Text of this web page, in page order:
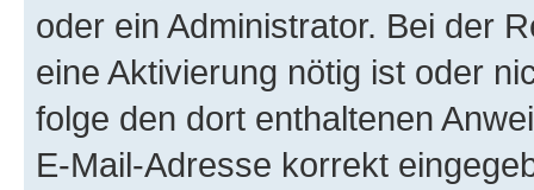
oder ein Administrator. Bei der
eine Aktivierung nötig ist oder
folge den dort enthaltenen
E-Mail-Adresse korrekt